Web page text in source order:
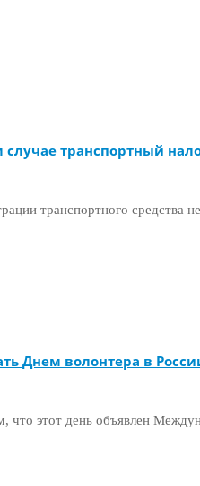
случае транспортный
транспортного средства
Днем волонтера в
что этот день объявлен